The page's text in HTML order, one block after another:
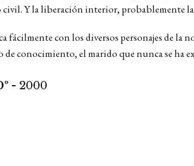
Y la liberación interior, probablemente
fácilmente con los diversos personajes de la
conocimiento, el marido que nunca se ha
- 2000